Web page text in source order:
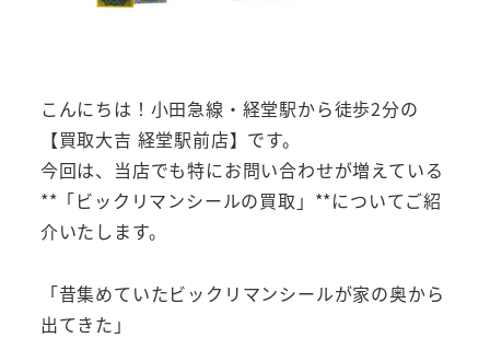
こんにちは！小田急線・経堂駅から徒歩2分の
【買取大吉 経堂駅前店】です。
今回は、当店でも特にお問い合わせが増えている
**「ビックリマンシールの買取」**についてご紹
介いたします。
「昔集めていたビックリマンシールが家の奥から
出てきた」